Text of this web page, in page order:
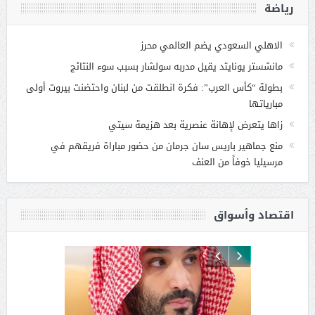
رياضة
الاهلي السعودي يضم العالمي محرز
مانشستر يونايتد يقيل مدربه سولشار بسبب سوء النتائج
بطولة “كأس العرب”: فكرة انطلقت من لبنان واحتضنت بيروت أولى
مبارياتها
زاها يتعرض لإهانة عنصرية بعد هزيمة سيتي
منع جماهير باريس سان جرمان من حضور مباراة فريقهم في
مرسيليا خوفاً من العنف
اقتصاد وأسواق